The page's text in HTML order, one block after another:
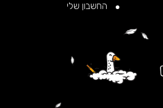
החשבון שלי